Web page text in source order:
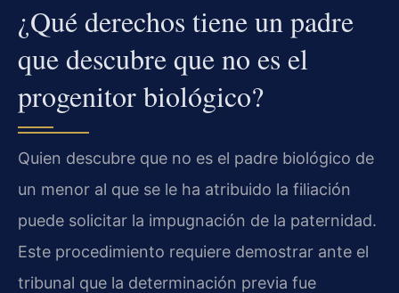
¿Qué derechos tiene un padre
que descubre que no es el
progenitor biológico?
Quien descubre que no es el padre biológico de
un menor al que se le ha atribuido la filiación
puede solicitar la impugnación de la paternidad.
Este procedimiento requiere demostrar ante el
tribunal que la determinación previa fue